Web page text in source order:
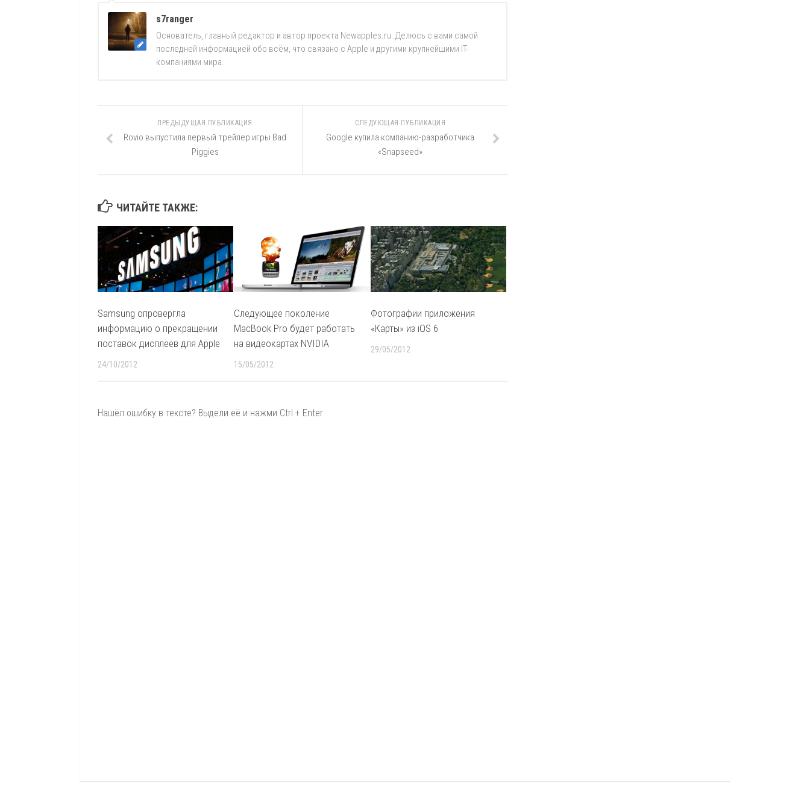
s7ranger
Основатель, главный редактор и автор проекта Newapples.ru. Делюсь с вами самой
последней информацией обо всём, что связано с Apple и другими крупнейшими IT-
компаниями мира.
СЛЕДУЮЩАЯ ПУБЛИКАЦИЯ
Google купила компанию-разработчика
«Snapseed»
ПРЕДЫДУЩАЯ ПУБЛИКАЦИЯ
Rovio выпустила первый трейлер игры Bad
Piggies
ЧИТАЙТЕ ТАКЖЕ:
Samsung опровергла
информацию о прекращении
поставок дисплеев для Apple
24/10/2012
Следующее поколение
MacBook Pro будет работать
на видеокартах NVIDIA
15/05/2012
Фотографии приложения
«Карты» из iOS 6
29/05/2012
Нашёл ошибку в тексте? Выдели её и нажми Ctrl + Enter